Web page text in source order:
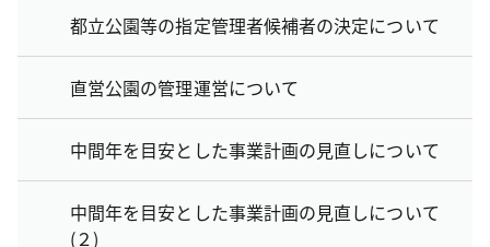
都立公園等の指定管理者候補者の決定について
直営公園の管理運営について
中間年を目安とした事業計画の見直しについて
中間年を目安とした事業計画の見直しについて
(２)